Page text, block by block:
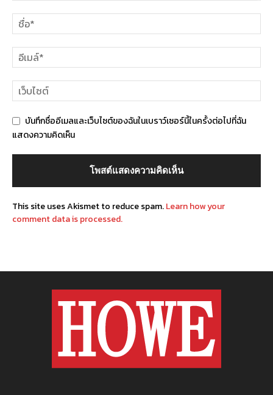
บันทึกชื่ออีเมลและเว็บไซต์ของฉันในเบราว์เซอร์นี้ในครั้งต่อไปที่ฉัน
แสดงความคิดเห็น
This site uses Akismet to reduce spam.Learn how your
comment data is processed.